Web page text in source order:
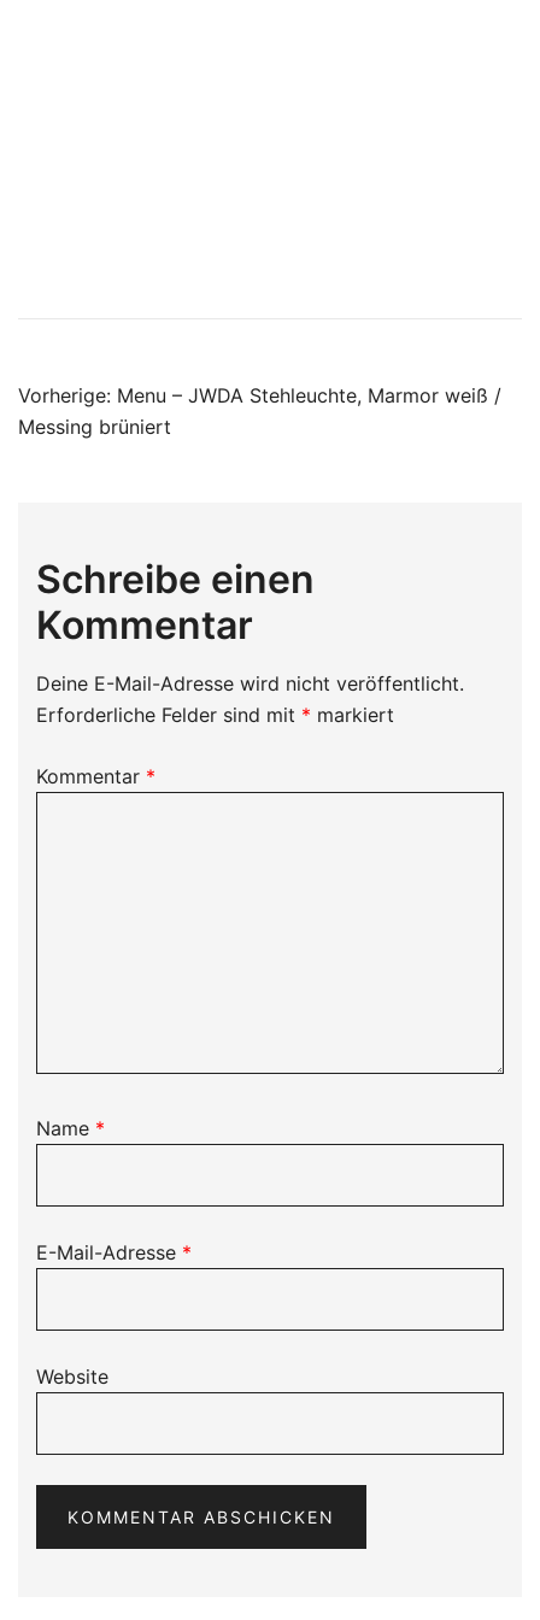
Vorherige: Menu – JWDA Stehleuchte, Marmor weiß /
Messing brüniert
Schreibe einen
Kommentar
Deine E-Mail-Adresse wird nicht veröffentlicht.
Erforderliche Felder sind mit * markiert
Kommentar *
Name *
E-Mail-Adresse *
Website